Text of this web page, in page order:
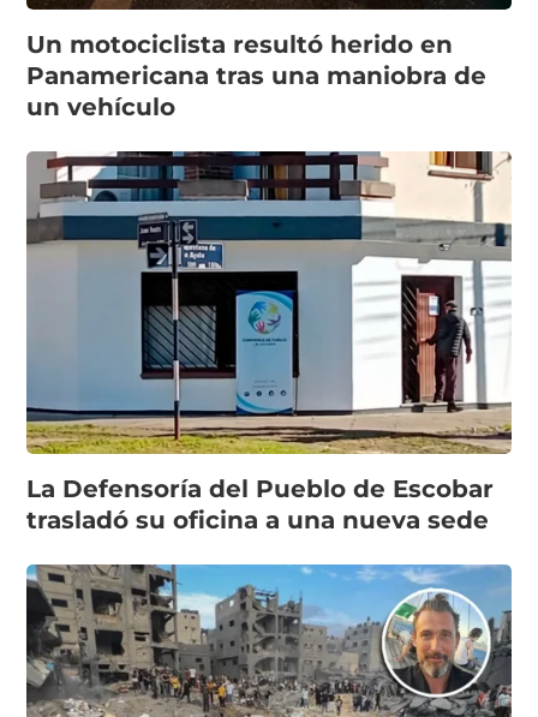
Un motociclista resultó herido en
Panamericana tras una maniobra de
un vehículo
La Defensoría del Pueblo de Escobar
trasladó su oficina a una nueva sede